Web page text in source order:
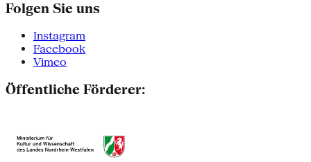
Folgen Sie uns
Instagram
Facebook
Vimeo
Öffentliche Förderer: